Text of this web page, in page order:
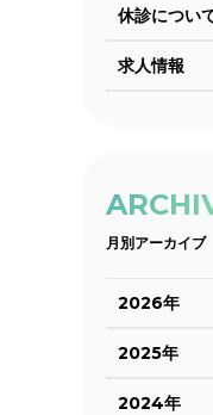
休診につい
求人情報
月別アーカイブ
2026年
2025年
2024年